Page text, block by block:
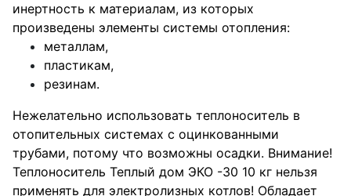
инертность к материалам, из которых
произведены элементы системы отопления:
металлам,
пластикам,
резинам.
Нежелательно использовать теплоноситель в
отопительных системах с оцинкованными
трубами, потому что возможны осадки. Внимание!
Теплоноситель Теплый дом ЭКО -30 10 кг нельзя
применять для электролизных котлов! Обладает